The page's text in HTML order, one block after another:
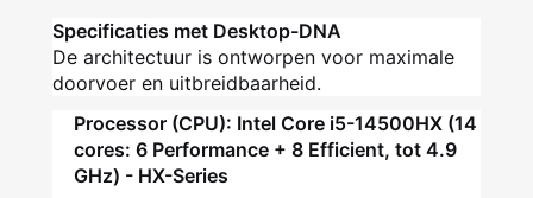
Specificaties met Desktop-DNA
De architectuur is ontworpen voor maximale
doorvoer en uitbreidbaarheid.
Processor (CPU): Intel Core i5-14500HX (14
cores: 6 Performance + 8 Efficient, tot 4.9
GHz) - HX-Series